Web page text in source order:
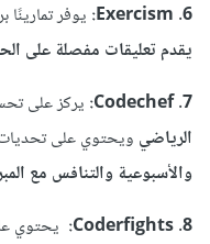
6. Exercism:
يوفر تمارينًا
يقدم تعليقات مفصلة على
7. Codechef:
يركز على
الرياضيويحتوي على
والأسبوعية والتنافس مع
8. Coderfights:
يحتوي